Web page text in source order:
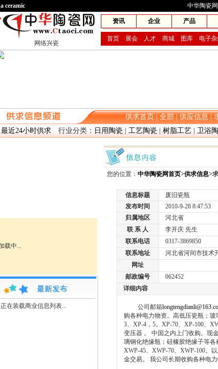
ceramic 中华陶瓷网
网络兴瓷
资讯 企业 产品
首页 展会 人才 商城 图库 电子
供求首页|全部|供应信息|
最近24小时供求行业分类： 日用陶瓷| 工艺陶瓷| 树脂工艺| 卫浴
载中...
正在装载商业信息列表...
您的位置： 中华陶瓷网首页>供求信息>
信息标题
废旧瓷瓶
发布时间
2010-9-28 8:47:53
归属地区
河北省
联 系 人
李开庆 先生
联系电话
0317-3869850
联系地址
河北省河间市技术
网址
邮政编号
062452
详细内容
公司邮箱
购各种电力物资。高低压瓷瓶；
3、XP-4，5。XP-70、XP-100、
变压器 。 中国之内上门收购。现
璃钢化绝缘瓶；硅橡胶绝缘子等各
XWP-45、XWP-70、XWP-100。
金交易。 我公司长期收购各种电